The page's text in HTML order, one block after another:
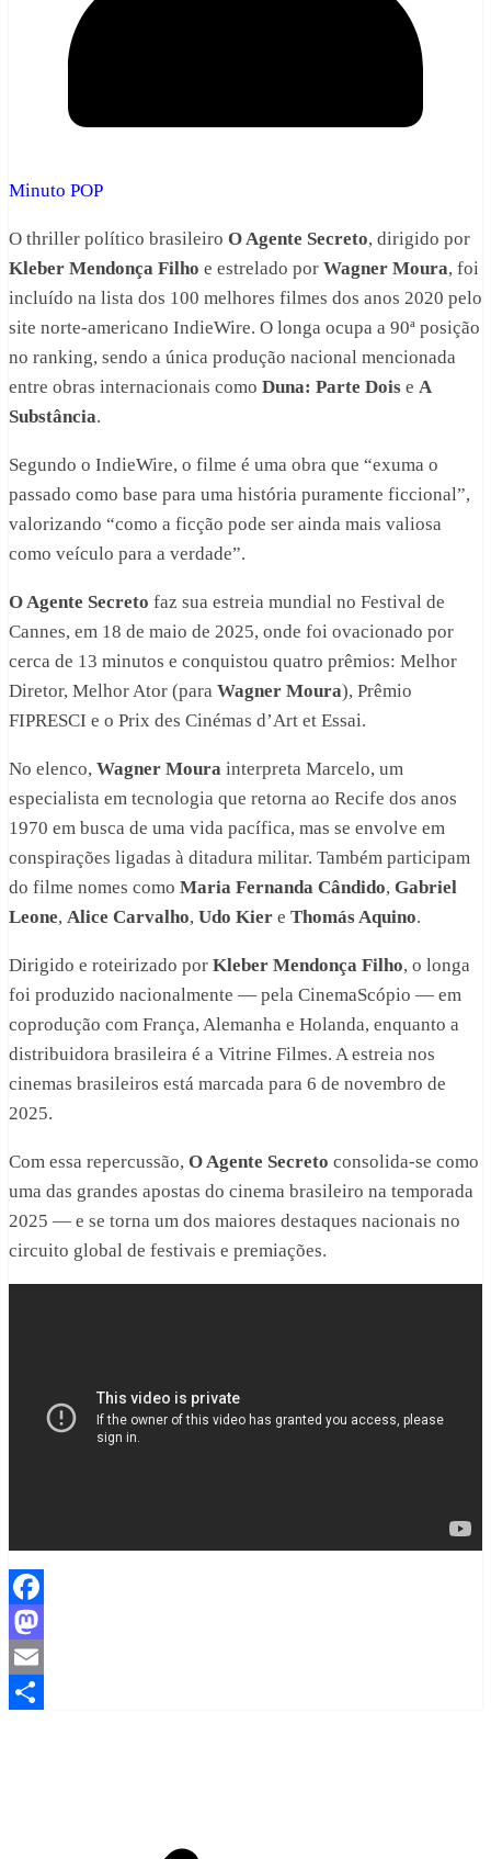
Minuto POP
O thriller político brasileiro O Agente Secreto, dirigido por
Kleber Mendonça Filho e estrelado por Wagner Moura, foi
incluído na lista dos 100 melhores filmes dos anos 2020 pelo
site norte-americano IndieWire. O longa ocupa a 90ª posição
no ranking, sendo a única produção nacional mencionada
entre obras internacionais como Duna: Parte Dois e A
Substância.
Segundo o IndieWire, o filme é uma obra que “exuma o
passado como base para uma história puramente ficcional”,
valorizando “como a ficção pode ser ainda mais valiosa
como veículo para a verdade”.
O Agente Secreto faz sua estreia mundial no Festival de
Cannes, em 18 de maio de 2025, onde foi ovacionado por
cerca de 13 minutos e conquistou quatro prêmios: Melhor
Diretor, Melhor Ator (para Wagner Moura), Prêmio
FIPRESCI e o Prix des Cinémas d’Art et Essai.
No elenco, Wagner Moura interpreta Marcelo, um
especialista em tecnologia que retorna ao Recife dos anos
1970 em busca de uma vida pacífica, mas se envolve em
conspirações ligadas à ditadura militar. Também participam
do filme nomes como Maria Fernanda Cândido, Gabriel
Leone, Alice Carvalho, Udo Kier e Thomás Aquino.
Dirigido e roteirizado por Kleber Mendonça Filho, o longa
foi produzido nacionalmente — pela CinemaScópio — em
coprodução com França, Alemanha e Holanda, enquanto a
distribuidora brasileira é a Vitrine Filmes. A estreia nos
cinemas brasileiros está marcada para 6 de novembro de
2025.
Com essa repercussão, O Agente Secreto consolida-se como
uma das grandes apostas do cinema brasileiro na temporada
2025 — e se torna um dos maiores destaques nacionais no
circuito global de festivais e premiações.
Facebook
Mastodon
Email